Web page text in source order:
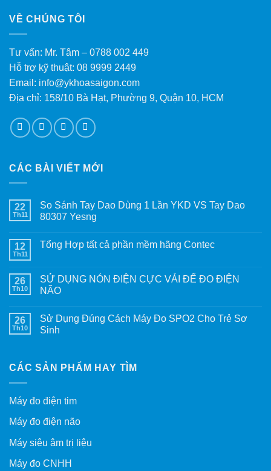
VỀ CHÚNG TÔI
Tư vấn: Mr. Tâm – 0788 002 449
Hỗ trợ kỹ thuật: 08 9999 2449
Email: info@ykhoasaigon.com
Địa chỉ: 158/10 Bà Hạt, Phường 9, Quận 10, HCM
CÁC BÀI VIẾT MỚI
22
Th11
So Sánh Tay Dao Dùng 1 Lần YKD VS Tay Dao
80307 Yesng
12
Th11
Tổng Hợp tất cả phần mềm hãng Contec
26
Th10
SỬ DỤNG NÓN ĐIỆN CỰC VẢI ĐỂ ĐO ĐIỆN
NÃO
26
Th10
Sử Dụng Đúng Cách Máy Đo SPO2 Cho Trẻ Sơ
Sinh
CÁC SẢN PHẨM HAY TÌM
Máy đo điện tim
Máy đo điện não
Máy siêu âm trị liệu
Máy đo CNHH